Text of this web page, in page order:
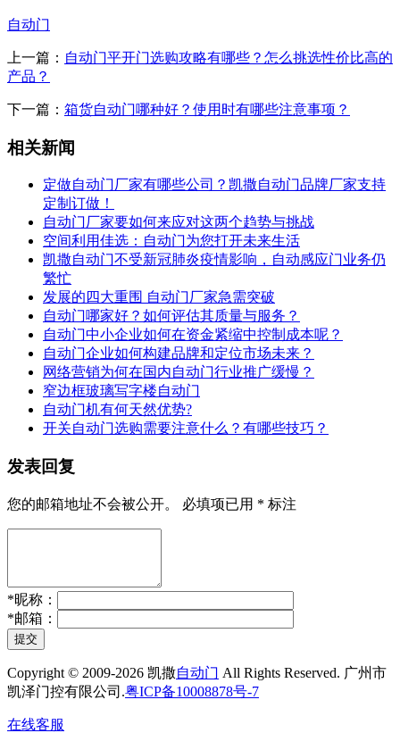
自动门
上一篇： 自动门平开门选购攻略有哪些？怎么挑选性价比高的
产品？
下一篇： 箱货自动门哪种好？使用时有哪些注意事项？
相关新闻
定做自动门厂家有哪些公司？凯撒自动门品牌厂家支持
定制订做！
自动门厂家要如何来应对这两个趋势与挑战
空间利用佳选：自动门为您打开未来生活
凯撒自动门不受新冠肺炎疫情影响，自动感应门业务仍
繁忙
发展的四大重围 自动门厂家急需突破
自动门哪家好？如何评估其质量与服务？
自动门中小企业如何在资金紧缩中控制成本呢？
自动门企业如何构建品牌和定位市场未来？
网络营销为何在国内自动门行业推广缓慢？
窄边框玻璃写字楼自动门
自动门机有何天然优势?
开关自动门选购需要注意什么？有哪些技巧？
发表回复
您的邮箱地址不会被公开。 必填项已用 * 标注
*昵称：
*邮箱：
提交
Copyright © 2009-2026 凯撒自动门 All Rights Reserved. 广州市
凯泽门控有限公司.粤ICP备10008878号-7
在线客服